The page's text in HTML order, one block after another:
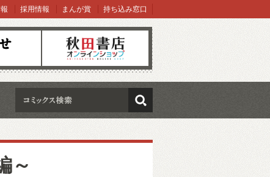
オンラインショップ
採用情報 まんが賞 持ち込み窓口
検索
～